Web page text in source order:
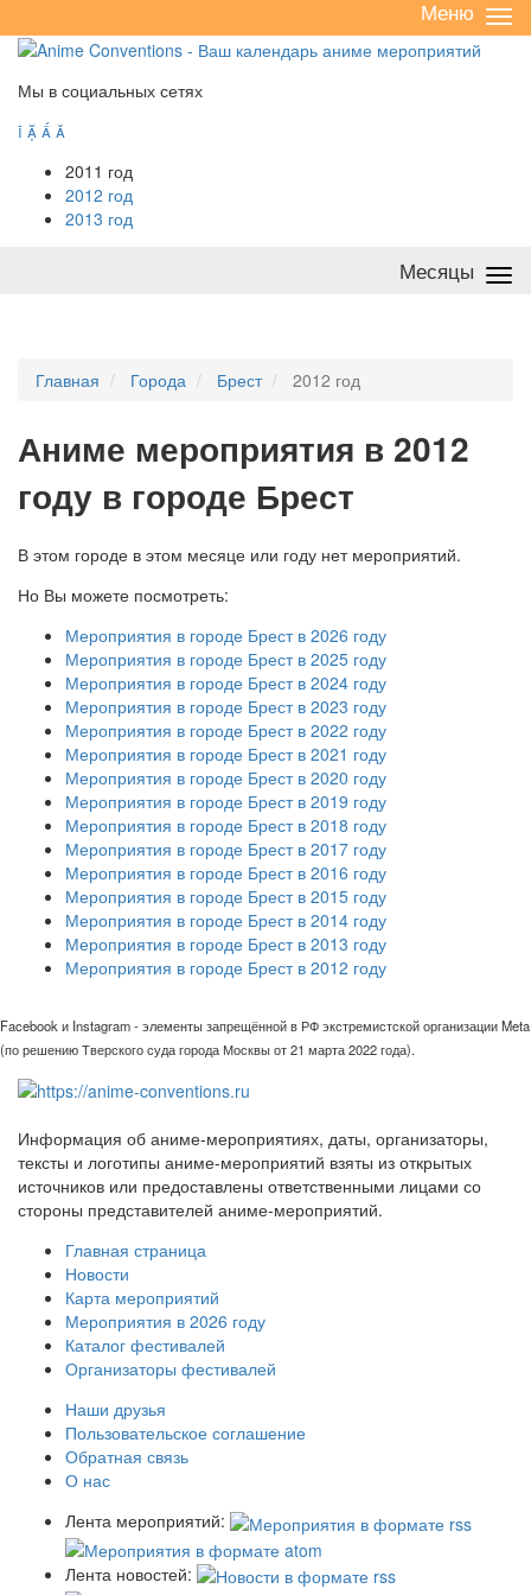
/
Меню
Мы в социальных сетях
   
2011 год
2012 год
2013 год
Месяцы
Главная Города Брест 2012 год
Аниме мероприятия в 2012
году в городе Брест
В этом городе в этом месяце или году нет мероприятий.
Но Вы можете посмотреть:
Мероприятия в городе Брест в 2026 году
Мероприятия в городе Брест в 2025 году
Мероприятия в городе Брест в 2024 году
Мероприятия в городе Брест в 2023 году
Мероприятия в городе Брест в 2022 году
Мероприятия в городе Брест в 2021 году
Мероприятия в городе Брест в 2020 году
Мероприятия в городе Брест в 2019 году
Мероприятия в городе Брест в 2018 году
Мероприятия в городе Брест в 2017 году
Мероприятия в городе Брест в 2016 году
Мероприятия в городе Брест в 2015 году
Мероприятия в городе Брест в 2014 году
Мероприятия в городе Брест в 2013 году
Мероприятия в городе Брест в 2012 году
Facebook и Instagram - элементы запрещённой в РФ экстремистской организации Meta
(по решению Тверского суда города Москвы от 21 марта 2022 года).
Информация об аниме-мероприятиях, даты, организаторы,
тексты и логотипы аниме-мероприятий взяты из открытых
источников или предоставлены ответственными лицами со
стороны представителей аниме-мероприятий.
Главная страница
Новости
Карта мероприятий
Мероприятия в 2026 году
Каталог фестивалей
Организаторы фестивалей
Наши друзья
Пользовательское соглашение
Обратная связь
О нас
Лента мероприятий:
Лента новостей: